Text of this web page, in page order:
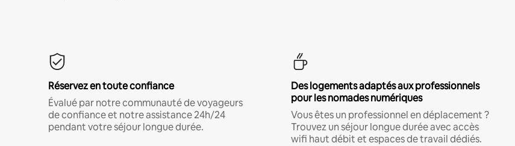
Réservez en toute confiance
Évalué par notre communauté de voyageurs
de confiance et notre assistance 24h/24
pendant votre séjour longue durée.
Des logements adaptés aux professionnels
pour les nomades numériques
Vous êtes un professionnel en déplacement ?
Trouvez un séjour longue durée avec accès
wifi haut débit et espaces de travail dédiés.